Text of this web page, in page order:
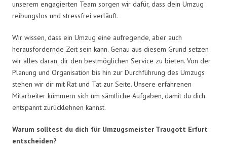
unserem engagierten Team sorgen wir dafür, dass dein Umzug
reibungslos und stressfrei verläuft.
Wir wissen, dass ein Umzug eine aufregende, aber auch
herausfordernde Zeit sein kann. Genau aus diesem Grund setzen
wir alles daran, dir den bestmöglichen Service zu bieten. Von der
Planung und Organisation bis hin zur Durchführung des Umzugs
stehen wir dir mit Rat und Tat zur Seite. Unsere erfahrenen
Mitarbeiter kümmern sich um sämtliche Aufgaben, damit du dich
entspannt zurücklehnen kannst.
Warum solltest du dich für Umzugsmeister Traugott Erfurt
entscheiden?